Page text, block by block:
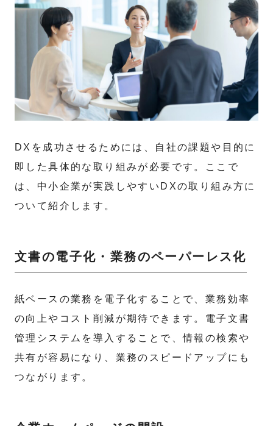
DXを成功させるためには、自社の課題や目的に
即した具体的な取り組みが必要です。ここで
は、中小企業が実践しやすいDXの取り組み方に
ついて紹介します。
文書の電子化・業務のペーパーレス化
紙ベースの業務を電子化することで、業務効率
の向上やコスト削減が期待できます。電子文書
管理システムを導入することで、情報の検索や
共有が容易になり、業務のスピードアップにも
つながります。